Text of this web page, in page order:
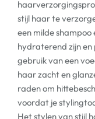
stijl haar te
een milde
hydraterend zijn en
gebruik van een
haar zacht en
raden om
voordat je
Het stylen van stijl